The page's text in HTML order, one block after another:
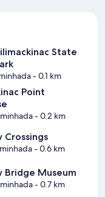
State
- 0.1 km
Point
- 0.2 km
Crossings
- 0.6 km
Bridge Museum
- 0.7 km